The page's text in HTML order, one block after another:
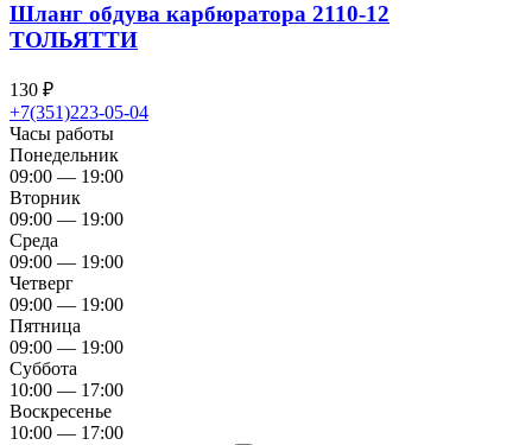
Шланг обдува карбюратора 2110-12
ТОЛЬЯТТИ
130 ₽
+7(351)223-05-04
Часы работы
Понедельник
09:00 — 19:00
Вторник
09:00 — 19:00
Среда
09:00 — 19:00
Четверг
09:00 — 19:00
Пятница
09:00 — 19:00
Суббота
10:00 — 17:00
Воскресенье
10:00 — 17:00